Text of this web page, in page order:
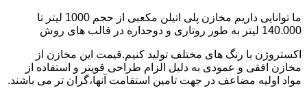
ما توانایی داریم مخازن پلی اتیلن مکعبی از حجم 1000 لیتر تا
140.000 لیتر به طور روتاری و دوجداره در قالب های روش
اکستروژن با رنگ های مختلف تولید کنیم.قیمت این مخازن از
مخازن افقی و عمودی به دلیل الزام طراحی قویتر و استفاده از
مواد اولیه مضاعف در جهت تامین استقامت آنها،گران تر می باشند.